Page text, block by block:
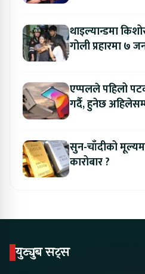
थाइल्यान्डमा
एप्पलले पहिलो
गर्दै, हुनेछ
सुन-चाँदीको
कारोबार ?
युट्युब सट्स